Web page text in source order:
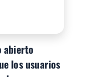
abierto
los usuarios